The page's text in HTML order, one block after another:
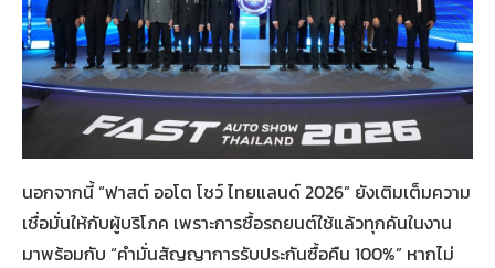
นอกจากนี้ “ฟาสต์ ออโต โชว์ ไทยแลนด์ 2026” ยังเติมเต็มความ
เชื่อมั่นให้กับผู้บริโภค เพราะการซื้อรถยนต์ใช้แล้วทุกคันในงาน
มาพร้อมกับ “คำมั่นสัญญาการรับประกันซื้อคืน 100%” หากไม่